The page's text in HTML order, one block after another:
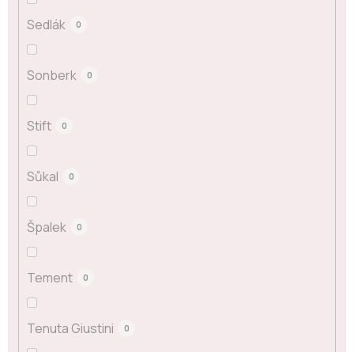
Sedlák 0
Sonberk 0
Stift 0
Sůkal 0
Špalek 0
Tement 0
Tenuta Giustini 0